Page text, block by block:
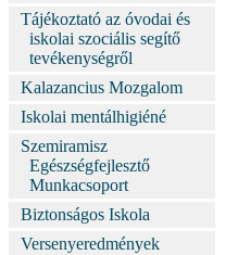
Tájékoztató az óvodai és
iskolai szociális segítő
tevékenységről
Kalazancius Mozgalom
Iskolai mentálhigiéné
Szemiramisz
Egészségfejlesztő
Munkacsoport
Biztonságos Iskola
Versenyeredmények